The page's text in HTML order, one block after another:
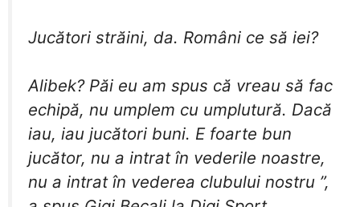
​Jucători străini, da. Români ce să iei?
​Alibek? Păi eu am spus că vreau să fac
echipă, nu umplem cu umplutură. Dacă
iau, iau jucători buni. E foarte bun
jucător, nu a intrat în vederile noastre,
nu a intrat în vederea clubului nostru ”,